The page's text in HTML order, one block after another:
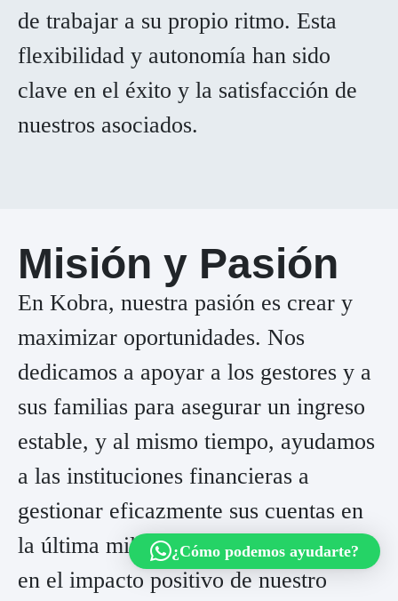
de trabajar a su propio ritmo. Esta
flexibilidad y autonomía han sido
clave en el éxito y la satisfacción de
nuestros asociados.
Misión y Pasión
En Kobra, nuestra pasión es crear y
maximizar oportunidades. Nos
dedicamos a apoyar a los gestores y a
sus familias para asegurar un ingreso
estable, y al mismo tiempo, ayudamos
a las instituciones financieras a
gestionar eficazmente sus cuentas en
la última milla. Creemos firmemente
en el impacto positivo de nuestro
¿Cómo podemos ayudarte?